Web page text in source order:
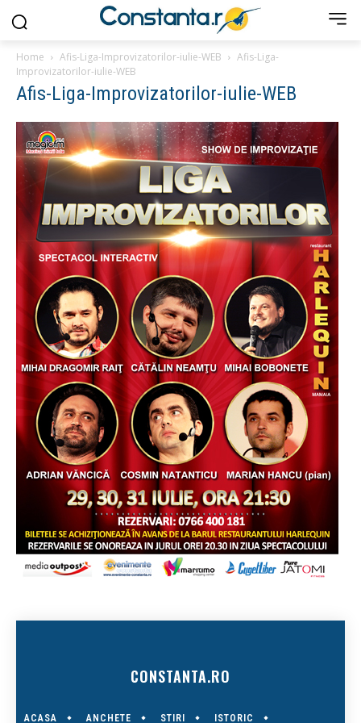
Home Afis-Liga-Improvizatorilor-iulie-WEB
Afis-Liga-
Improvizatorilor-iulie-WEB
Afis-Liga-Improvizatorilor-iulie-WEB
CONSTANTA.RO
ACASA ANCHETE STIRI ISTORIC